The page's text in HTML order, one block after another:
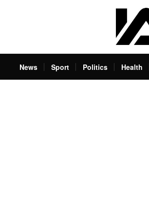
News Sport Politics Health